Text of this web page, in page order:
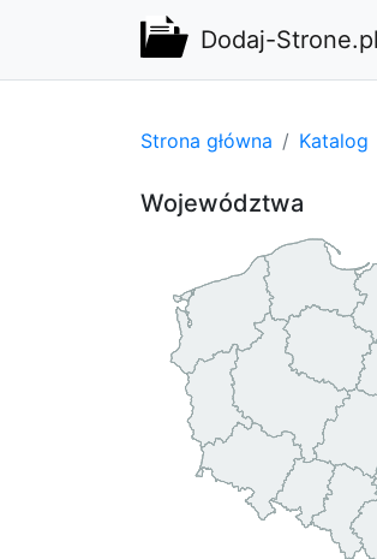
Dodaj-Strone.pl
Strona główna Katalog
Województwa